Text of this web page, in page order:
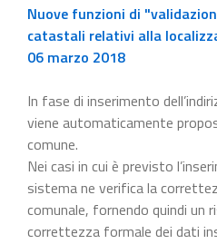
Nuove funzioni di
catastali relativi alla
06 marzo 2018
In fase di inserimento
viene automaticamente
comune.
Nei casi in cui è previsto
sistema ne verifica la
comunale, fornendo quindi un
correttezza formale dei dati